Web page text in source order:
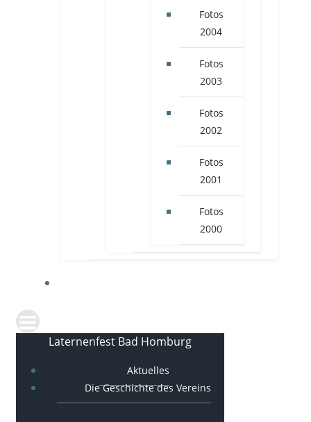
Fotos
2004
Fotos
2003
Fotos
2002
Fotos
2001
Fotos
2000
Laternenfest Bad Homburg
Aktuelles
Die Geschichte des Vereins